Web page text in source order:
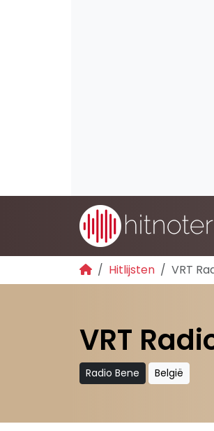
Hitlijsten VRT
VRT
Radio Bene België